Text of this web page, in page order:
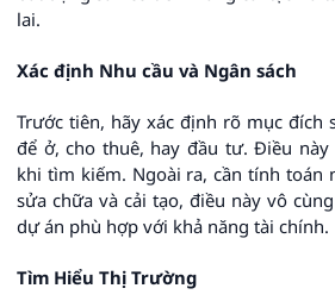
lai.
Xác định Nhu cầu và Ngân sách
Trước tiên, hãy xác định rõ mục đích
để ở, cho thuê, hay đầu tư. Điều
khi tìm kiếm. Ngoài ra, cần tính toán
sửa chữa và cải tạo, điều này vô
dự án phù hợp với khả năng tài chính.
Tìm Hiểu Thị Trường